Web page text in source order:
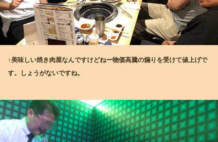
↑美味しい焼き肉屋なんですけどねー物価高騰の煽りを受けて値上げで
す。しょうがないですね。